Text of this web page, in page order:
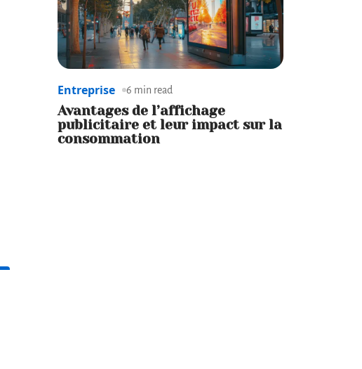
Entreprise 6 min read
Avantages de l’affichage
publicitaire et leur impact sur la
consommation